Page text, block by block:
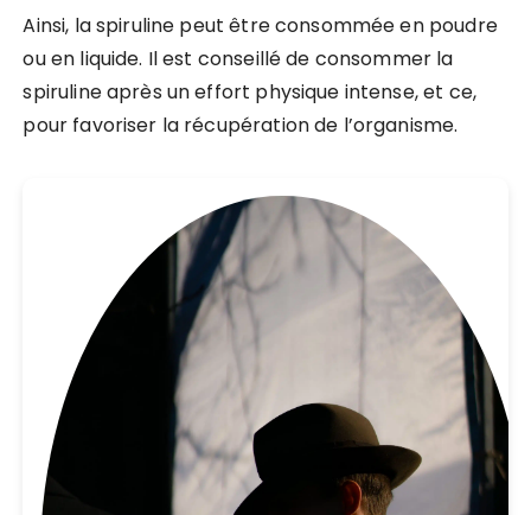
Ainsi, la spiruline peut être consommée en poudre
ou en liquide. Il est conseillé de consommer la
spiruline après un effort physique intense, et ce,
pour favoriser la récupération de l’organisme.